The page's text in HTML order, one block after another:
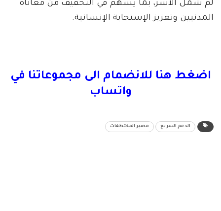
لمّ شمل الأسر، بما يسهم في التخفيف من معاناة
المدنيين وتعزيز الإستجابة الإنسانية.
اضغط هنا للانضمام الى مجموعاتنا في
واتساب
الدعم السريع مصير المختطفات